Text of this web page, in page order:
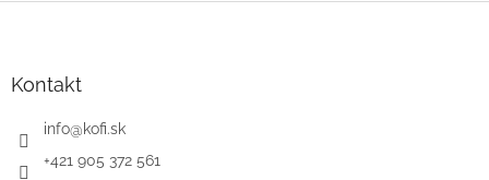
Kontakt
info@kofi.sk
+421 905 372 561